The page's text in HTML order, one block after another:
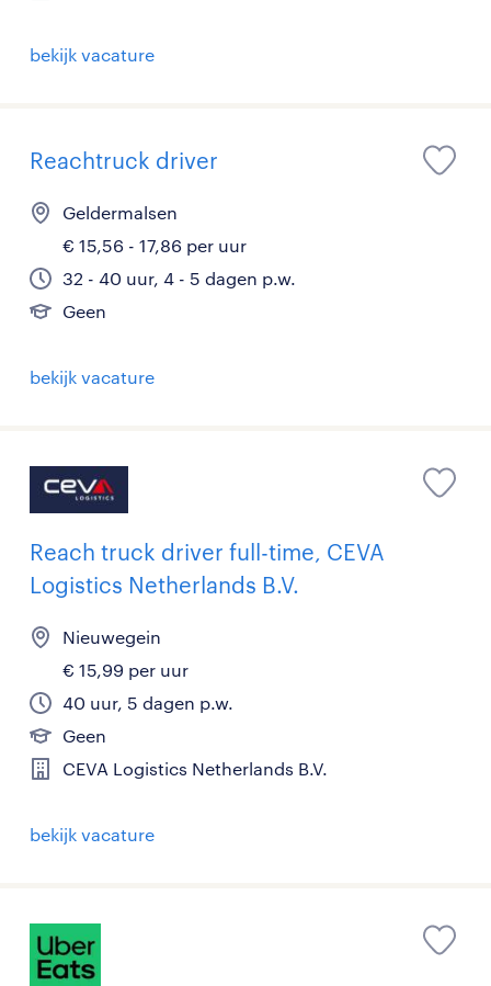
bekijk vacature
Reachtruck driver
Geldermalsen
€ 15,56 - 17,86 per uur
32 - 40 uur, 4 - 5 dagen p.w.
Geen
bekijk vacature
Reach truck driver full-time, CEVA
Logistics Netherlands B.V.
Nieuwegein
€ 15,99 per uur
40 uur, 5 dagen p.w.
Geen
CEVA Logistics Netherlands B.V.
bekijk vacature